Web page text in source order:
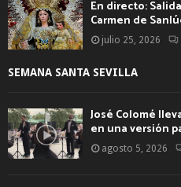
En directo:
Carmen de
julio 25, 2026
SEMANA SANTA SEVILLA
José Colomé
en una versión
agosto 5, 2026